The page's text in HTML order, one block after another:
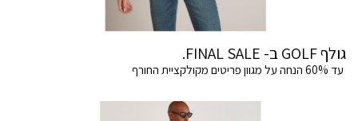
גולף GOLF ב- FINAL SALE.
עד 60% הנחה על מגוון פריטים מקולקציית החורף